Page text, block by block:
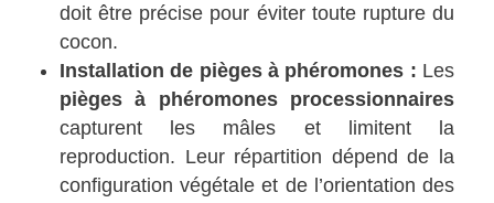
doit être précise pour éviter toute rupture du
cocon.
Installation de pièges à phéromones : Les
pièges à phéromones processionnaires
capturent les mâles et limitent la
reproduction. Leur répartition dépend de la
configuration végétale et de l’orientation des